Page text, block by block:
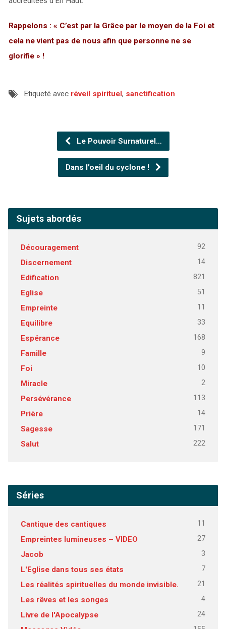
Rappelons : « C’est par la Grâce par le moyen de la Foi et
cela ne vient pas de nous afin que personne ne se
glorifie » !
Etiqueté avec réveil spirituel, sanctification
Le Pouvoir Surnaturel…
Dans l'oeil du cyclone !
Sujets abordés
Découragement 92
Discernement 14
Edification 821
Eglise 51
Empreinte 11
Equilibre 33
Espérance 168
Famille 9
Foi 10
Miracle 2
Persévérance 113
Prière 14
Sagesse 171
Salut 222
Séries
Cantique des cantiques 11
Empreintes lumineuses – VIDEO 27
Jacob 3
L'Eglise dans tous ses états 7
Les réalités spirituelles du monde invisible. 21
Les rêves et les songes 4
Livre de l'Apocalypse 24